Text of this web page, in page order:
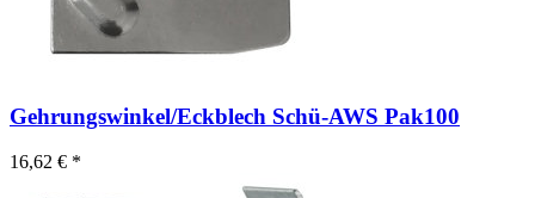
Gehrungswinkel/Eckblech Schü-AWS Pak100
16,62 € *